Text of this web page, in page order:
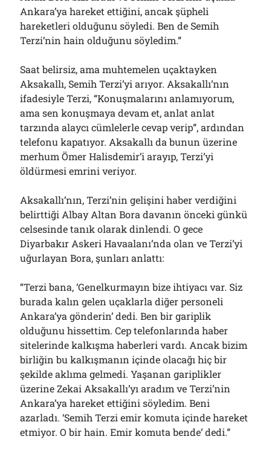
Ankara’ya hareket ettiğini, ancak şüpheli
hareketleri olduğunu söyledi. Ben de Semih
Terzi’nin hain olduğunu söyledim.”
Saat belirsiz, ama muhtemelen uçaktayken
Aksakallı, Semih Terzi’yi arıyor. Aksakallı’nın
ifadesiyle Terzi, “Konuşmalarını anlamıyorum,
ama sen konuşmaya devam et, anlat anlat
tarzında alaycı cümlelerle cevap verip”, ardından
telefonu kapatıyor. Aksakallı da bunun üzerine
merhum Ömer Halisdemir’i arayıp, Terzi’yi
öldürmesi emrini veriyor.
Aksakallı’nın, Terzi’nin gelişini haber verdiğini
belirttiği Albay Altan Bora davanın önceki günkü
celsesinde tanık olarak dinlendi. O gece
Diyarbakır Askeri Havaalanı’nda olan ve Terzi’yi
uğurlayan Bora, şunları anlattı:
“Terzi bana, ‘Genelkurmayın bize ihtiyacı var. Siz
burada kalın gelen uçaklarla diğer personeli
Ankara’ya gönderin’ dedi. Ben bir gariplik
olduğunu hissettim. Cep telefonlarında haber
sitelerinde kalkışma haberleri vardı. Ancak bizim
birliğin bu kalkışmanın içinde olacağı hiç bir
şekilde aklıma gelmedi. Yaşanan gariplikler
üzerine Zekai Aksakallı’yı aradım ve Terzi’nin
Ankara’ya hareket ettiğini söyledim. Beni
azarladı. ‘Semih Terzi emir komuta içinde hareket
etmiyor. O bir hain. Emir komuta bende’ dedi.”